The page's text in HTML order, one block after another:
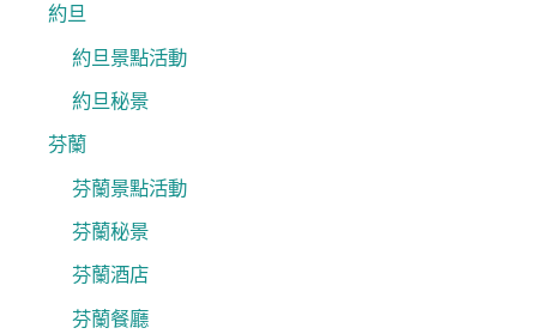
約旦
約旦景點活動
約旦秘景
芬蘭
芬蘭景點活動
芬蘭秘景
芬蘭酒店
芬蘭餐廳